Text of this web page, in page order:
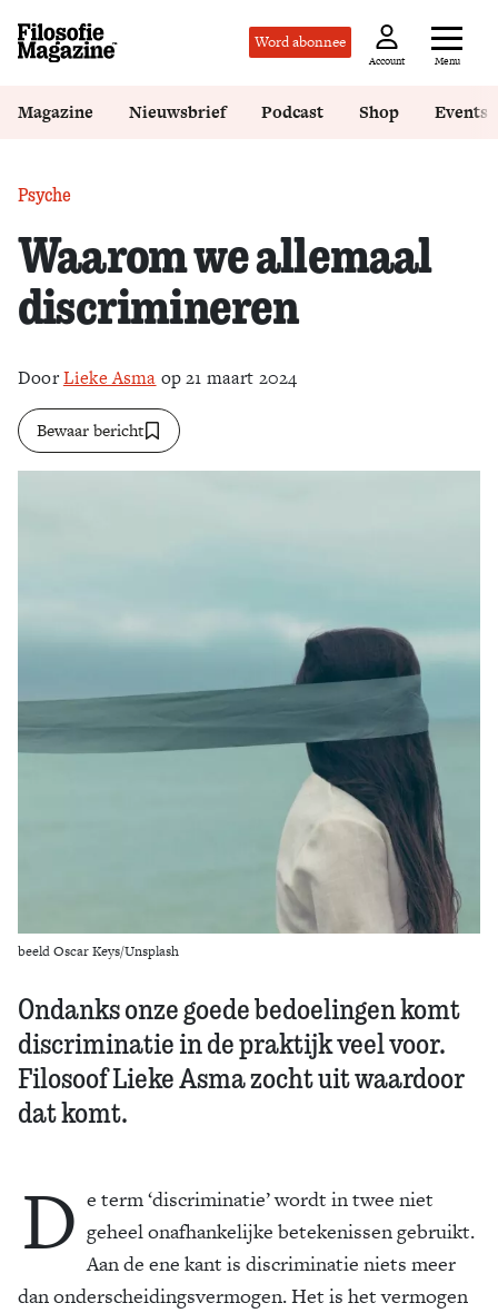
Word abonnee
Account Menu
Magazine Nieuwsbrief Podcast Shop Events
Psyche
Waarom we allemaal
discrimineren
DoorLieke Asma op 21 maart 2024
Bewaar bericht
beeld Oscar Keys/Unsplash
Ondanks onze goede bedoelingen komt
discriminatie in de praktijk veel voor.
Filosoof Lieke Asma zocht uit waardoor
dat komt.
D e term ‘discriminatie’ wordt in twee niet
geheel onafhankelijke betekenissen gebruikt.
Aan de ene kant is discriminatie niets meer
dan onderscheidingsvermogen. Het is het vermogen